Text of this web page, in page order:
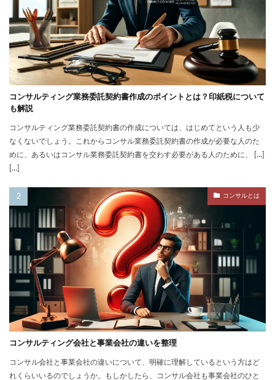
コンサルティング業務委託契約書作成のポイントとは？印紙税について
も解説
コンサルティング業務委託契約書の作成については、はじめてという人も少
なくないでしょう。これからコンサル業務委託契約書の作成が必要な人のた
めに、あるいはコンサル業務委託契約書を交わす必要がある人のために、 […]
[…]
コンサルとは
コンサルティング会社と事業会社の違いを整理
コンサル会社と事業会社の違いについて、明確に理解しているという方はど
れくらいいるのでしょうか。もしかしたら、コンサル会社も事業会社のひと